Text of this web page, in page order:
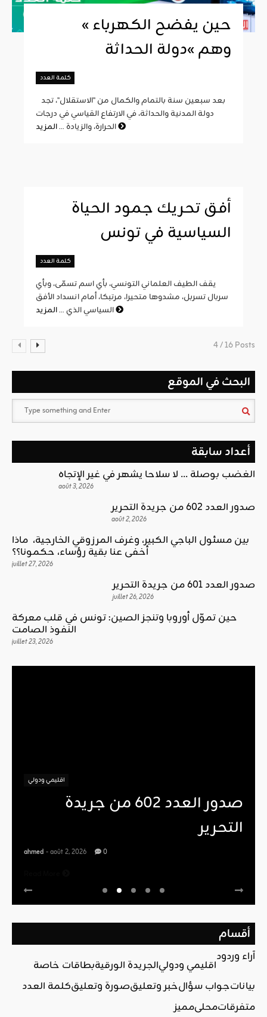
« حين يفضح الكهرباء
وهم »دولة الحداثة
كلمة العدد
دولة المدنية والحداثة، في الارتفاع القياسي في درجات
الحرارة، والزيادة ...
أفق تحريك جمود الحياة
السياسية في تونس
كلمة العدد
يقف الطيف العلماني التونسي، بأي اسم تسمّى، وبأي
سربال تسربل، مشدوها متحيرا، مرتبكا، أمام انسداد الأفق
السياسي الذي ...
4 / 16 Posts
البحث في الموقع
أعداد سابقة
الغضب بوصلة … لا سلاحا يشهر في غير الإتجاه
août 3, 2026
صدور العدد 602 من جريدة التحرير
août 2, 2026
بين مسئول الباجي الكبير، وغرف المرزوقي الخارجية، ماذا
أخفى عنا بقية رؤساء، حكمونا؟؟
juillet 27, 2026
صدور العدد 601 من جريدة التحرير
juillet 26, 2026
حين تموّل أوروبا وتنجز الصين: تونس في قلب معركة
النفوذ الصامت
juillet 23, 2026
اقليمي ودولي
صدور العدد 602 من جريدة
التحرير
ahmed - août 2, 2026 0
أقسام
آراء وردود
اقليمي ودوليالجريدة الورقيةبطاقات خاصة
بياناتجواب سؤالخبر وتعليقصورة وتعليقكلمة العدد
متفرقاتمحليمميز